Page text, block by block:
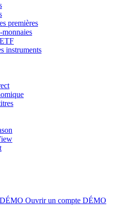
premières
instruments
DÉMO Ouvrir un compte DÉMO